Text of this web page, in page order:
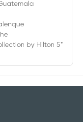
by Hilton 5*